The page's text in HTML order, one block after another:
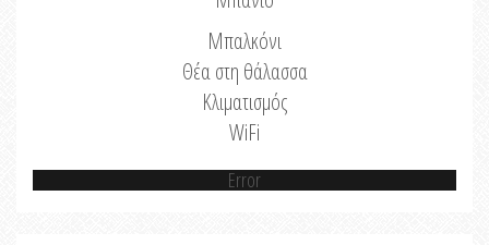
Μπαλκόνι
Θέα στη θάλασσα
Κλιματισμός
WiFi
Error